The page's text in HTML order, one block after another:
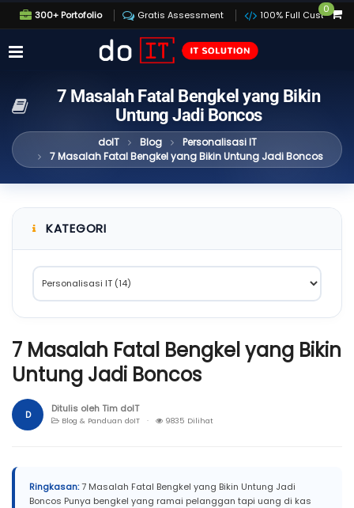
300+ Portofolio Gratis Assessment 100% Full Custom
0
7 Masalah Fatal Bengkel yang Bikin
Untung Jadi Boncos
doIT Blog
Personalisasi IT
7 Masalah Fatal Bengkel yang Bikin Untung Jadi Boncos
KATEGORI
7 Masalah Fatal Bengkel yang Bikin
Untung Jadi Boncos
D Ditulis oleh Tim doIT
Blog & Panduan doIT · 9835 Dilihat
Ringkasan:7 Masalah Fatal Bengkel yang Bikin Untung Jadi
Boncos Punya bengkel yang ramai pelanggan tapi uang di kas